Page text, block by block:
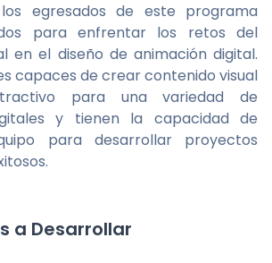
los egresados de este programa
para enfrentar los retos del
en el diseño de animación digital.
capaces de crear contenido visual
para una variedad de
y tienen la capacidad de
para desarrollar proyectos
a Desarrollar